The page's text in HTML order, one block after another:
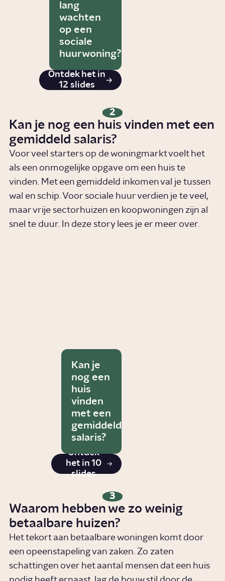
lang
wachten
op een
sociale
huurwoning?
Ontdek het in
12 slides
2
Kan je nog een huis vinden met een
gemiddeld salaris?
Voor veel starters op de woningmarkt voelt het
als een onmogelijke opgave om een huis te
vinden. Met een gemiddeld inkomen val je tussen
wal en schip. Voor sociale huur verdien je te veel,
maar vrije sectorhuizen en koopwoningen zijn al
snel te duur. In deze story lees je er meer over.
Kan je
nog een
huis
vinden
met een
gemiddeld
salaris?
Ontdek
het in 10
slides
3
Waarom hebben we zo weinig
betaalbare huizen?
Het tekort aan betaalbare woningen komt door
een opeenstapeling van zaken. Zo zaten
schattingen over het aantal mensen dat een huis